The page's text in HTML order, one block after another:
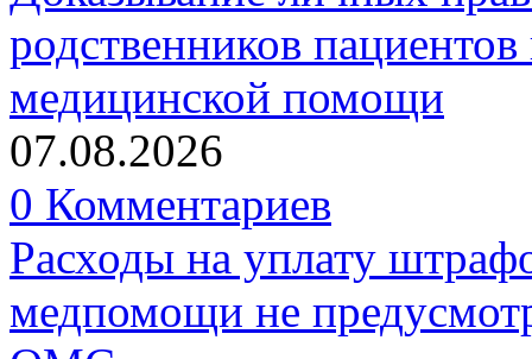
родственников
медицинской помощи
07.08.2026
0 Комментариев
Расходы на уплату
медпомощи не